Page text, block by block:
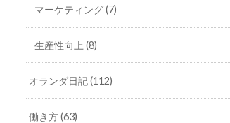
マーケティング(7)
生産性向上 (8)
オランダ日記(112)
働き方(63)